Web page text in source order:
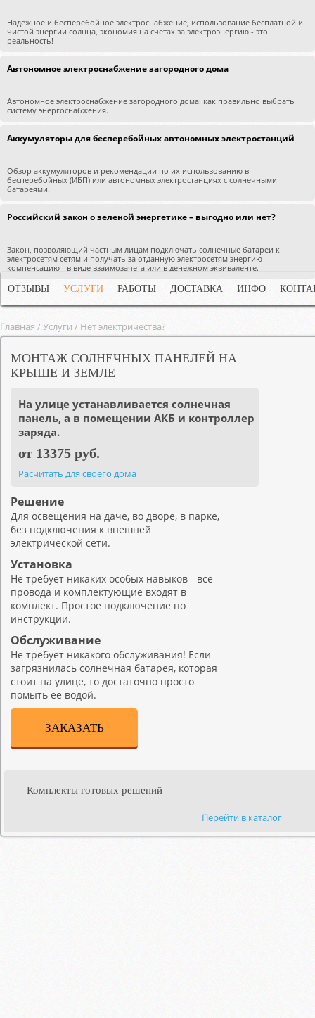
Надежное и бесперебойное электроснабжение, использование бесплатной и
чистой энергии солнца, экономия на счетах за электроэнергию - это
реальность!
Автономное электроснабжение загородного дома
Автономное электроснабжение загородного дома: как правильно выбрать
систему энергоснабжения.
Аккумуляторы для бесперебойных автономных электростанций
Обзор аккумуляторов и рекомендации по их использованию в
бесперебойных (ИБП) или автономных электростанциях с солнечными
батареями.
Российский закон о зеленой энергетике – выгодно или нет?
Закон, позволяющий частным лицам подключать солнечные батареи к
электросетям сетям и получать за отданную электросетям энергию
компенсацию - в виде взаимозачета или в денежном эквиваленте.
ОТЗЫВЫ
УСЛУГИ РАБОТЫ ДОСТАВКА ИНФО
Главная /Услуги / Нет электричества?
МОНТАЖ СОЛНЕЧНЫХ ПАНЕЛЕЙ НА
КРЫШЕ И ЗЕМЛЕ
На улице устанавливается солнечная
панель, а в помещении АКБ и контроллер
заряда.
от 13375 руб.
Расчитать для своего дома
Решение
Для освещения на даче, во дворе, в парке,
без подключения к внешней
электрической сети.
Установка
Не требует никаких особых навыков - все
провода и комплектующие входят в
комплект. Простое подключение по
инструкции.
Обслуживание
Не требует никакого обслуживания! Если
загрязнилась солнечная батарея, которая
стоит на улице, то достаточно просто
помыть ее водой.
ЗАКАЗАТЬ
Комплекты готовых решений
Перейти в каталог